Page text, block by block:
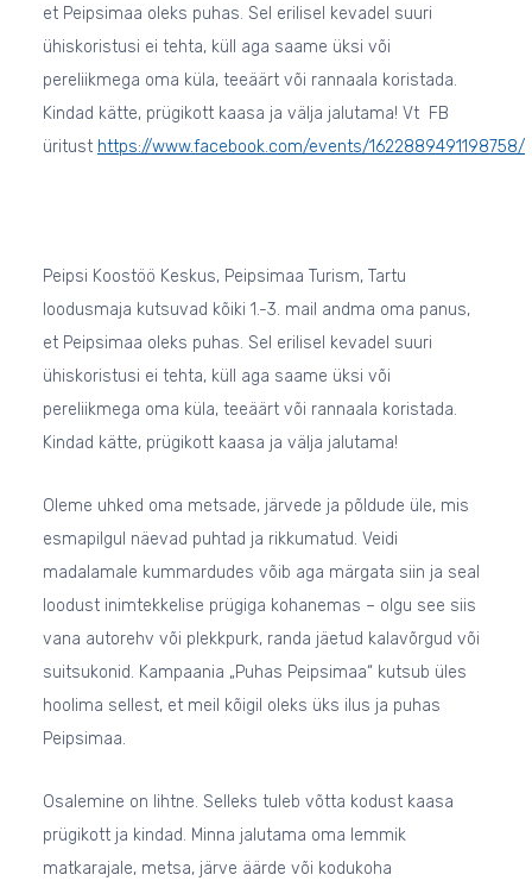
et Peipsimaa oleks puhas. Sel erilisel kevadel suuri
ühiskoristusi ei tehta, küll aga saame üksi või
pereliikmega oma küla, teeäärt või rannaala koristada.
Kindad kätte, prügikott kaasa ja välja jalutama! Vt FB
üritust https://www.facebook.com/events/1622889491198758/
Peipsi Koostöö Keskus, Peipsimaa Turism, Tartu
loodusmaja kutsuvad kõiki 1.-3. mail andma oma panus,
et Peipsimaa oleks puhas. Sel erilisel kevadel suuri
ühiskoristusi ei tehta, küll aga saame üksi või
pereliikmega oma küla, teeäärt või rannaala koristada.
Kindad kätte, prügikott kaasa ja välja jalutama!
Oleme uhked oma metsade, järvede ja põldude üle, mis
esmapilgul näevad puhtad ja rikkumatud. Veidi
madalamale kummardudes võib aga märgata siin ja seal
loodust inimtekkelise prügiga kohanemas – olgu see siis
vana autorehv või plekkpurk, randa jäetud kalavõrgud või
suitsukonid. Kampaania „Puhas Peipsimaa“ kutsub üles
hoolima sellest, et meil kõigil oleks üks ilus ja puhas
Peipsimaa.
Osalemine on lihtne. Selleks tuleb võtta kodust kaasa
prügikott ja kindad. Minna jalutama oma lemmik
matkarajale, metsa, järve äärde või kodukoha